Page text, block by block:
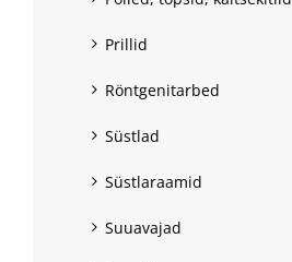
Prillid
Röntgenitarbed
Süstlad
Süstlaraamid
Suuavajad